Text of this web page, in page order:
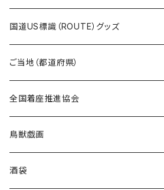
トートバッグ
千葉ロッテマリーンズコラボ
ホテルキーホルダー
トートバッグ
ホテルキーホルダー
ステッカー
国道0～99号線
国道100～199号線
Tシャツ
キャップ
国道US標識（ROUTE）グッズ
ステッカー
ROUTE 0～99号線
ROUTE100～199号線
Tシャツ
ROUTE 0～99号線
ROUTE 100～199号線
キャップ
ROUTE 0～99号線
ご当地（都道府県）
北海道
青森県
岩手県
全国着座推進協会
ステッカー
鳥獣戯画
酒袋